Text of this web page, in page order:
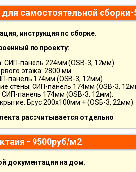
самостоятельной
инструкция по сборке.
по проекту:
СИП-панель 224мм (OSB-3, 12мм).
этажа: 2800 мм.
панель 174мм (OSB-3, 12мм).
стены: СИП-панель 174мм (OSB-3,
СИП-панель 174мм (OSB-3, 12мм).
Брус 200х100мм + (OSB-3, 22мм).
рассчитывается отдельно
- 9500руб/м2
документации на дом.